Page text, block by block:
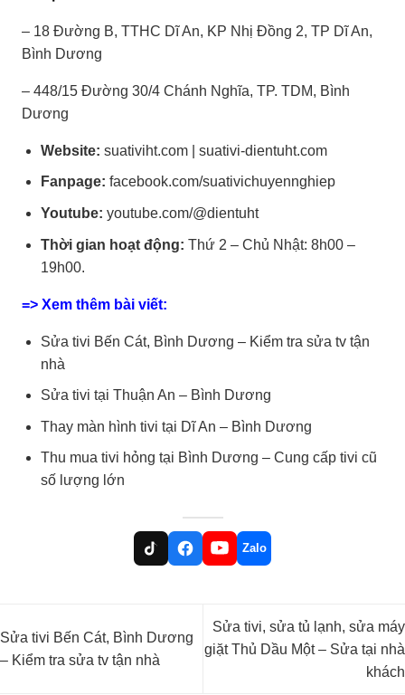
– 18 Đường B, TTHC Dĩ An, KP Nhị Đồng 2, TP Dĩ An,
Bình Dương
– 448/15 Đường 30/4 Chánh Nghĩa, TP. TDM, Bình
Dương
Website: suativiht.com | suativi-dientuht.com
Fanpage: facebook.com/suativichuyennghiep
Youtube: youtube.com/@dientuht
Thời gian hoạt động: Thứ 2 – Chủ Nhật: 8h00 –
19h00.
=> Xem thêm bài viết:
Sửa tivi Bến Cát, Bình Dương – Kiểm tra sửa tv tận
nhà
Sửa tivi tại Thuận An – Bình Dương
Thay màn hình tivi tại Dĩ An – Bình Dương
Thu mua tivi hỏng tại Bình Dương – Cung cấp tivi cũ
số lượng lớn
Zalo
Sửa tivi Bến Cát, Bình Dương
– Kiểm tra sửa tv tận nhà
Sửa tivi, sửa tủ lạnh, sửa máy
giặt Thủ Dầu Một – Sửa tại nhà
khách